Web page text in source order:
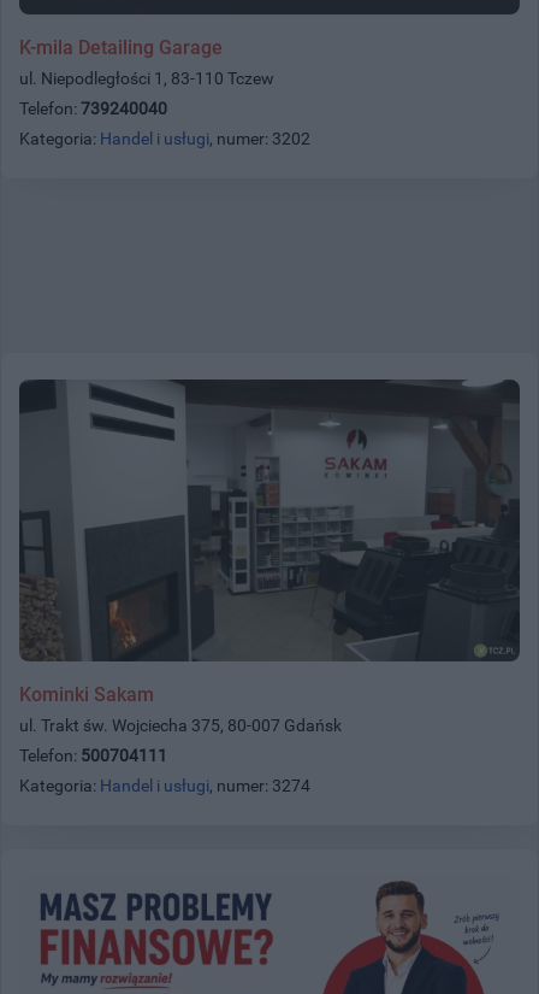
K-mila Detailing Garage
ul. Niepodległości 1, 83-110 Tczew
Telefon: 739240040
Kategoria: Handel i usługi, numer: 3202
Kominki Sakam
ul. Trakt św. Wojciecha 375, 80-007 Gdańsk
Telefon: 500704111
Kategoria: Handel i usługi, numer: 3274